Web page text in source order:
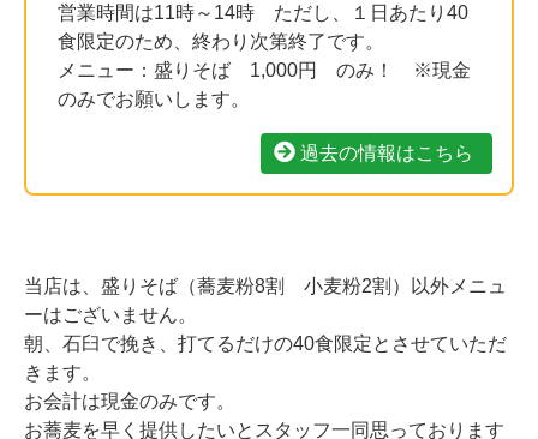
営業時間は11時～14時 ただし、１日あたり40
食限定のため、終わり次第終了です。
メニュー：盛りそば 1,000円 のみ！
※現金
のみでお願いします。
過去の情報はこちら
当店は、盛りそば（蕎麦粉8割 小麦粉2割）以外メニュ
ーはございません。
朝、石臼で挽き、打てるだけの40食限定とさせていただ
きます。
お会計は現金のみです。
お蕎麦を早く提供したいとスタッフ一同思っております